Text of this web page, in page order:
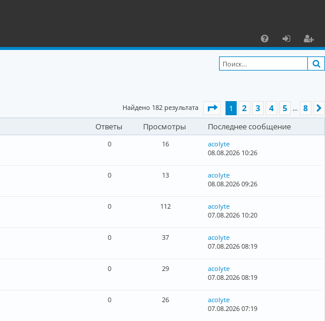
F
A
х
о
ег
и
Найдено 182 результата Страница из 8
1 2 3 4 5 … 8
Ответы Просмотры Последнее сообщение
0 16
acolyte
08.08.2026 10:26
0 13
acolyte
08.08.2026 09:26
0 112
acolyte
07.08.2026 10:20
0 37
acolyte
07.08.2026 08:19
0 29
acolyte
07.08.2026 08:19
0 26
acolyte
07.08.2026 07:19